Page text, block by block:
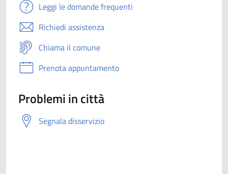
Leggi le domande frequenti
Richiedi assistenza
Chiama il comune
Prenota appuntamento
Problemi in città
Segnala disservizio